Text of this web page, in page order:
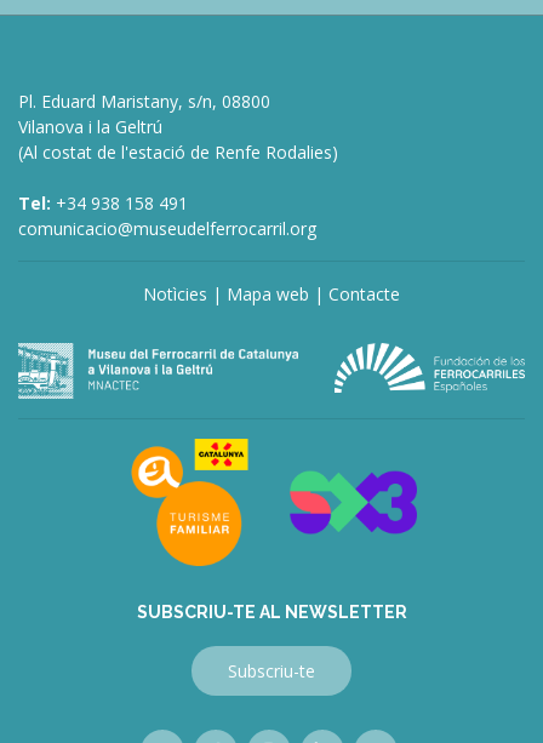
Pl. Eduard Maristany, s/n, 08800
Vilanova i la Geltrú
(Al costat de l'estació de Renfe Rodalies)
Tel: +34 938 158 491
comunicacio@museudelferrocarril.org
Notìcies | Mapa web | Contacte
deneme
bonusu
SUBSCRIU-TE AL NEWSLETTER
Subscriu-te